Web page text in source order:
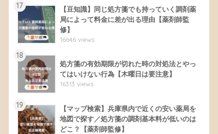
17
【豆知識】同じ処方箋でも持っていく調剤薬
局によって料金に差が出る理由【薬剤師監
修】
16646 views
18
処方箋の有効期限が切れた時の対処法とやっ
てはいけない行為【木曜日は要注意】
16313 views
19
【マップ検索】兵庫県内で近くの安い薬局を
地図で探す／処方箋の調剤基本料が低いのは
どこ？【薬剤師監修】